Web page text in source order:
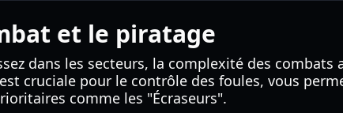
et le piratage
dans les secteurs, la complexité des
cruciale pour le contrôle des foules, vous
comme les "Écraseurs".